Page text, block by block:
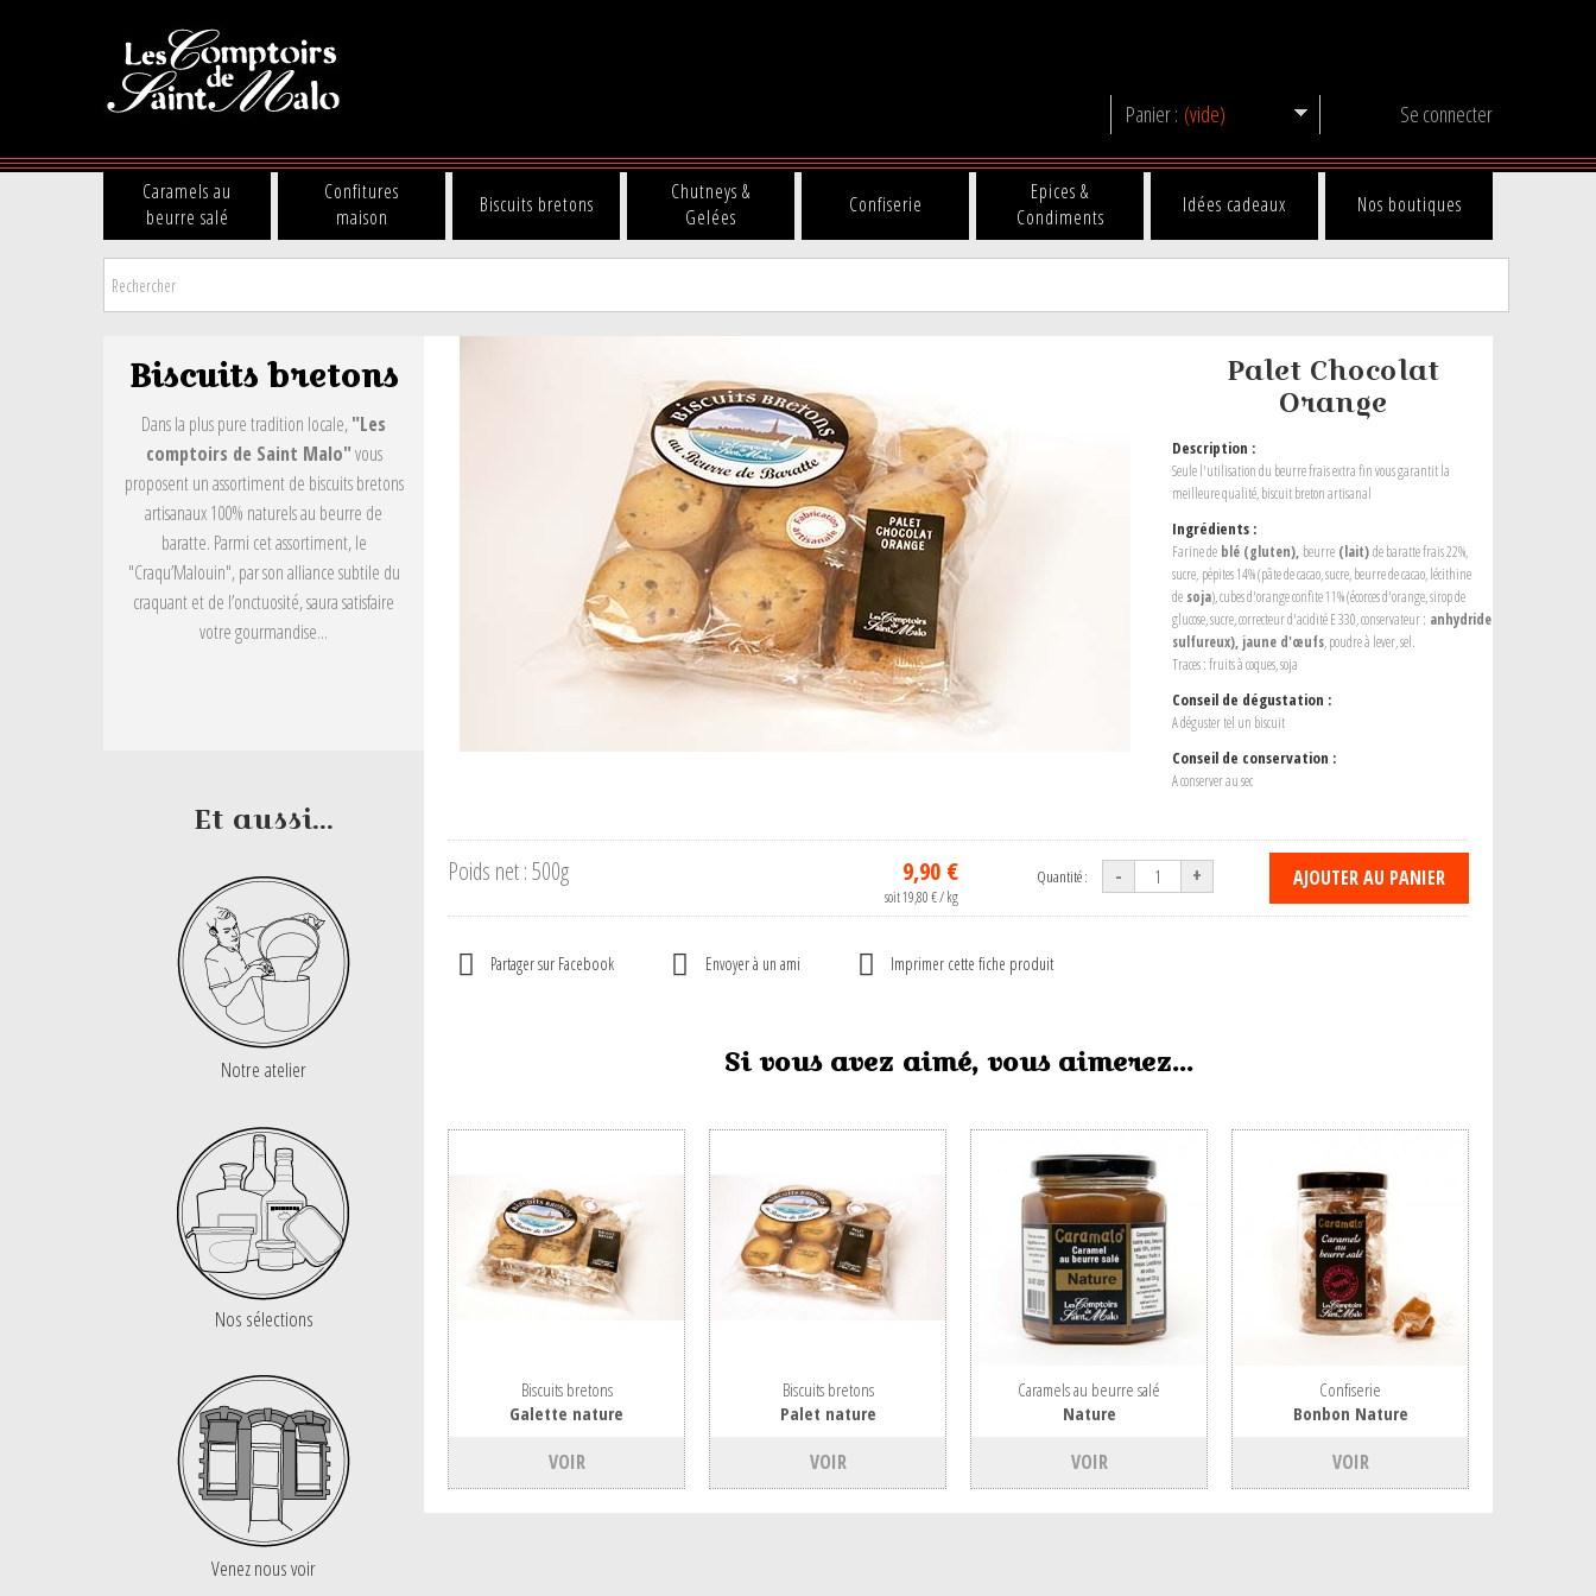
Se connecter
Panier : (vide)
Caramels au
beurre salé
Confitures
maison
Biscuits bretons
Chutneys &
Gelées
Confiserie
Epices &
Condiments
Idées cadeaux Nos boutiques
Biscuits bretons
Dans la plus pure tradition locale,"Les
comptoirs de Saint Malo"vous
proposent un assortiment de biscuits bretons
artisanaux 100% naturels au beurre de
baratte. Parmi cet assortiment, le
"Craqu’Malouin", par son alliance subtile du
craquant et de l’onctuosité, saura satisfaire
votre gourmandise...
Palet Chocolat
Orange
Description :
Seule l'utilisation du beurre frais extra fin vous garantit la
meilleure qualité, biscuit breton artisanal
Ingrédients :
Farine de blé (gluten), beurre (lait)de baratte frais 22%,
sucre, pépites 14% (pâte de cacao, sucre, beurre de cacao, lécithine
de soja), cubes d'orange confite 11% (écorces d'orange, sirop de
glucose, sucre, correcteur d'acidité E 330, conservateur : anhydride
sulfureux), jaune d'œufs, poudre à lever, sel.
Traces : fruits à coques, soja
Conseil de dégustation :
A déguster tel un biscuit
Conseil de conservation :
A conserver au sec
Poids net : 500g 9,90 €
soit 19,80 € / kg
Quantité : - + AJOUTER AU PANIER
Partager sur Facebook Envoyer à un ami Imprimer cette fiche produit
Si vous avez aimé, vous aimerez...
Biscuits bretons
Galette nature
VOIR
Biscuits bretons
Palet nature
VOIR
Caramels au beurre salé
Nature
VOIR
Confiserie
Bonbon Nature
VOIR
Et aussi...
Notre atelier
Nos sélections
Venez nous voir